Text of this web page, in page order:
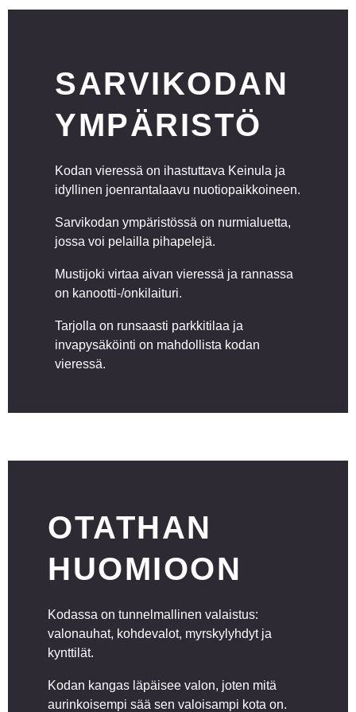
SARVIKODAN
YMPÄRISTÖ
Kodan vieressä on ihastuttava Keinula ja
idyllinen joenrantalaavu nuotiopaikkoineen.
Sarvikodan ympäristössä on nurmialuetta,
jossa voi pelailla pihapelejä.
Mustijoki virtaa aivan vieressä ja rannassa
on kanootti-/onkilaituri.
Tarjolla on runsaasti parkkitilaa ja
invapysäköinti on mahdollista kodan
vieressä.
OTATHAN
HUOMIOON
Kodassa on tunnelmallinen valaistus:
valonauhat, kohdevalot, myrskylyhdyt ja
kynttilät.
Kodan kangas läpäisee valon, joten mitä
aurinkoisempi sää sen valoisampi kota on.